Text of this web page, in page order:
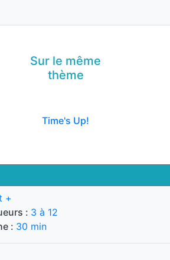
+
: 3 à 12
: 30 min
Sur le même
thème
Time's Up!